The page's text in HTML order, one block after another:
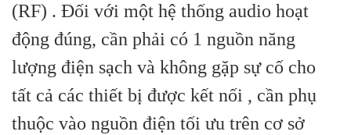
(RF) . Đối với một hệ thống audio hoạt
động đúng, cần phải có 1 nguồn năng
lượng điện sạch và không gặp sự cố cho
tất cả các thiết bị được kết nối , cần phụ
thuộc vào nguồn điện tối ưu trên cơ sở